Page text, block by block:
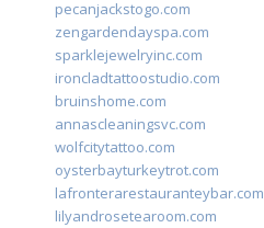
pecanjackstogo.com
zengardendayspa.com
sparklejewelryinc.com
ironcladtattoostudio.com
bruinshome.com
annascleaningsvc.com
wolfcitytattoo.com
oysterbayturkeytrot.com
lafronterarestauranteybar.com
lilyandrosetearoom.com